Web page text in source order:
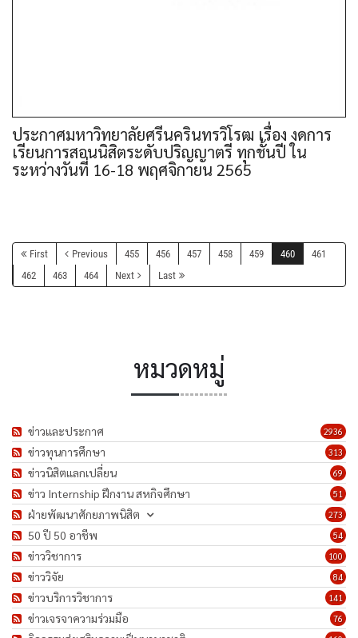
ประกาศมหาวิทยาลัยศรีนครินทรวิโรฒ เรื่อง งดการ
เรียนการสอนนิสิตระดับปริญญาตรี ทุกชั้นปี ใน
ระหว่างวันที่ 16-18 พฤศจิกายน 2565
First Previous 455 456 457 458 459 460
461
462
463 464 Next Last
หมวดหมู่
2936
ข่าวและประกาศ
313
ข่าวทุนการศึกษา
69
ข่าวนิสิตแลกเปลี่ยน
51
ข่าว Internship ฝึกงาน สหกิจศึกษา
273
ฝ่ายพัฒนาศักยภาพนิสิต
54
50 ปี 50 อาชีพ
100
ข่าววิชาการ
84
ข่าววิจัย
141
ข่าวบริการวิชาการ
76
ข่าวเจรจาความร่วมมือ